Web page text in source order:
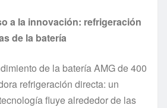
a la innovación: refrigeración
de la batería
de la batería AMG de 400
refrigeración directa: un
fluye alrededor de las